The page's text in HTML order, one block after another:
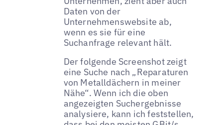
Daten von der
Unternehmenswebsite ab,
wenn es sie für eine
Suchanfrage relevant hält.
Der folgende Screenshot zeigt
eine Suche nach „Reparaturen
von Metalldächern in meiner
Nähe“. Wenn ich die oben
angezeigten Suchergebnisse
analysiere, kann ich feststellen,